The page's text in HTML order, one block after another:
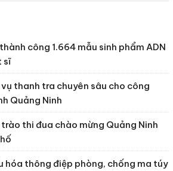
công 1.664 mẫu sinh phẩm ADN
sĩ
thanh tra chuyên sâu cho công
Quảng Ninh
thi đua chào mừng Quảng Ninh
hóa thông điệp phòng, chống ma túy